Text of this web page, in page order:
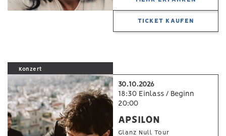
TICKET KAUFEN
Konzert
30.10.2026
18:30 Einlass / Beginn
20:00
APSILON
Glanz Null Tour